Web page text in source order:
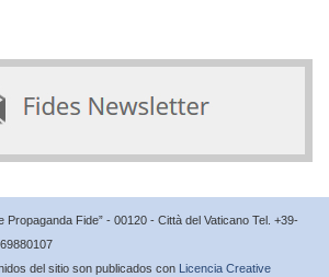
Propaganda Fide” - 00120 - Città del Vaticano Tel. +39-
del sitio son publicados con Licencia Creative